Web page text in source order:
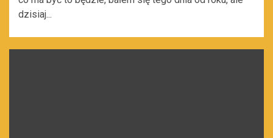
dzisiaj...